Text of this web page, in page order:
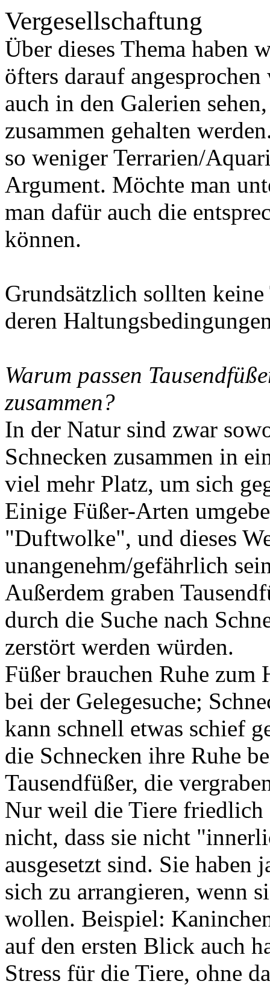
Vergesellschaftung
Über dieses Thema haben
öfters darauf
auch in den Galerien
zusammen gehalten
so weniger Terrarien/
Argument. Möchte man
man dafür auch die
können.
Grundsätzlich sollten
deren
Warum passen
zusammen?
In der Natur sind zwar
Schnecken zusammen in
viel mehr Platz, um sich
Einige Füßer-Arten
"Duftwolke", und dieses
unangenehm/gefährlich
Außerdem graben
durch die Suche nach
zerstört werden würden.
Füßer brauchen Ruhe zum
bei der Gelegesuche;
kann schnell etwas schief
die Schnecken ihre Ruhe
Tausendfüßer, die
Nur weil die Tiere friedlich
nicht, dass sie nicht
ausgesetzt sind. Sie
sich zu arrangieren, wenn
wollen. Beispiel:
auf den ersten Blick auch
Stress für die Tiere, ohne